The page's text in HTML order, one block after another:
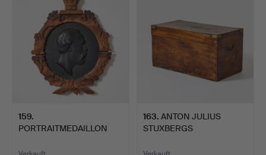
159.
PORTRAITMEDAILLON
VON…
163. ANTON JULIUS
STUXBERGS
D…